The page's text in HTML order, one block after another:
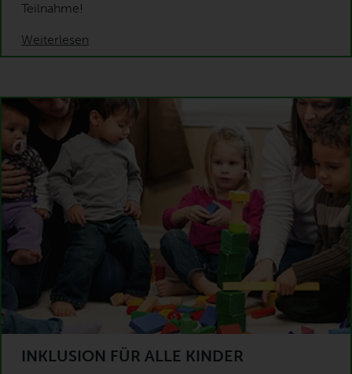
Teilnahme!
Weiterlesen
INKLUSION FÜR ALLE KINDER